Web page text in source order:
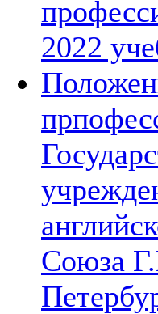
2022
Союза